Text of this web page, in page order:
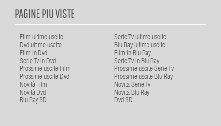
PAGINE PIU VISTE
Film ultime uscite
Serie Tv ultime uscite
Dvd ultime uscite
Blu Ray ultime uscite
Film in Dvd
Film in Blu Ray
Serie Tv in Dvd
Serie Tv in Blu Ray
Prossime uscite Film
Prossime uscite Serie Tv
Prossime uscite Dvd
Prossime uscite Blu Ray
Novità Film
Novità Serie Tv
Novità Dvd
Novità Blu Ray
Blu Ray 3D
Dvd 3D